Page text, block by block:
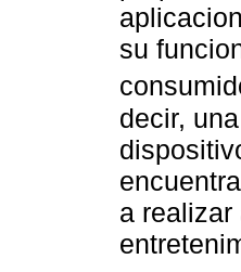
su
decir,
a realizar